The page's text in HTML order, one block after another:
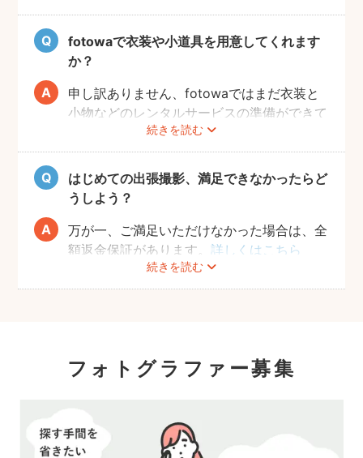
をお楽しみいただけます。
fotowaで衣装や小道具を用意してくれます
か？
続きを読む
申し訳ありません、fotowaではまだ衣装と
小物などのレンタルサービスの準備ができて
おりませんので、お客様ご自身にご用意をお
願いしております。
はじめての出張撮影、満足できなかったらど
うしよう？
続きを読む
万が一、ご満足いただけなかった場合は、全
額返金保証があります。詳しくはこちら
フォトグラファー募集